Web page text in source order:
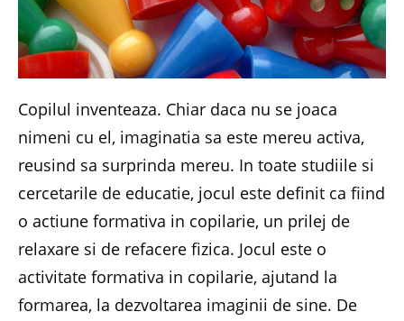
Copilul inventeaza. Chiar daca nu se joaca
nimeni cu el, imaginatia sa este mereu activa,
reusind sa surprinda mereu. In toate studiile si
cercetarile de educatie, jocul este definit ca fiind
o actiune formativa in copilarie, un prilej de
relaxare si de refacere fizica. Jocul este o
activitate formativa in copilarie, ajutand la
formarea, la dezvoltarea imaginii de sine. De